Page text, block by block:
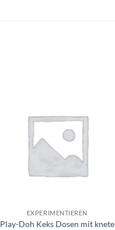
EXPERIMENTIEREN
Play-Doh Keks Dosen mit knete